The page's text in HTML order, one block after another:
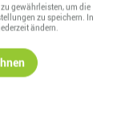
gewährleisten, um die
zu speichern. In
ändern.